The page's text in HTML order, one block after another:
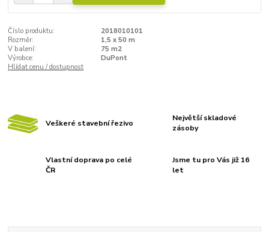
Číslo produktu:
2018010101
Rozměr:
1,5 x 50 m
V balení:
75 m2
Výrobce:
DuPont
Hlídat cenu / dostupnost
Veškeré stavební řezivo
Největší skladové
zásoby
Vlastní doprava po celé
ČR
Jsme tu pro Vás již 16
let